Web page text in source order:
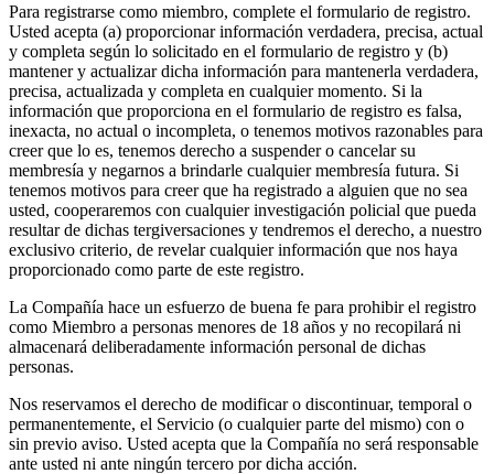
Para registrarse como miembro, complete el formulario de registro.
Usted acepta (a) proporcionar información verdadera, precisa, actual
y completa según lo solicitado en el formulario de registro y (b)
mantener y actualizar dicha información para mantenerla verdadera,
precisa, actualizada y completa en cualquier momento. Si la
información que proporciona en el formulario de registro es falsa,
inexacta, no actual o incompleta, o tenemos motivos razonables para
creer que lo es, tenemos derecho a suspender o cancelar su
membresía y negarnos a brindarle cualquier membresía futura. Si
tenemos motivos para creer que ha registrado a alguien que no sea
usted, cooperaremos con cualquier investigación policial que pueda
resultar de dichas tergiversaciones y tendremos el derecho, a nuestro
exclusivo criterio, de revelar cualquier información que nos haya
proporcionado como parte de este registro.
La Compañía hace un esfuerzo de buena fe para prohibir el registro
como Miembro a personas menores de 18 años y no recopilará ni
almacenará deliberadamente información personal de dichas
personas.
Nos reservamos el derecho de modificar o discontinuar, temporal o
permanentemente, el Servicio (o cualquier parte del mismo) con o
sin previo aviso. Usted acepta que la Compañía no será responsable
ante usted ni ante ningún tercero por dicha acción.